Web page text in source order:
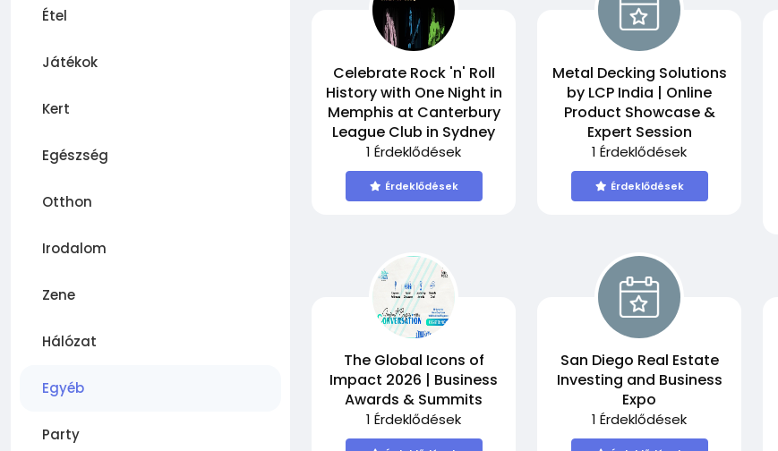
Étel
Játékok
Kert
Egészség
Otthon
Irodalom
Zene
Hálózat
Egyéb
Party
Celebrate Rock 'n' Roll
History with One Night in
Memphis at Canterbury
League Club in Sydney
1 Érdeklődések
Érdeklődések
Metal Decking Solutions
by LCP India | Online
Product Showcase &
Expert Session
1 Érdeklődések
Érdeklődések
The Global Icons of
Impact 2026 | Business
Awards & Summits
1 Érdeklődések
San Diego Real Estate
Investing and Business
Expo
1 Érdeklődések